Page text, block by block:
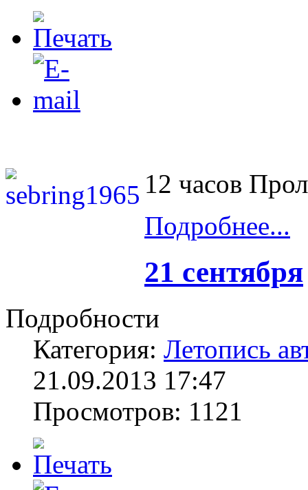
12 часов
Подробнее...
21 сентября
Подробности
Категория: Летопись
21.09.2013 17:47
Просмотров: 1121